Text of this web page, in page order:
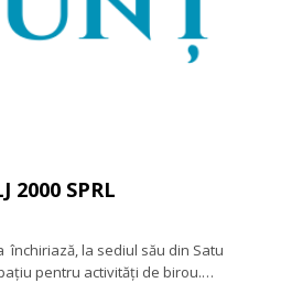
2000 SPRL
închiriază, la sediul său din Satu
pentru activități de birou.…